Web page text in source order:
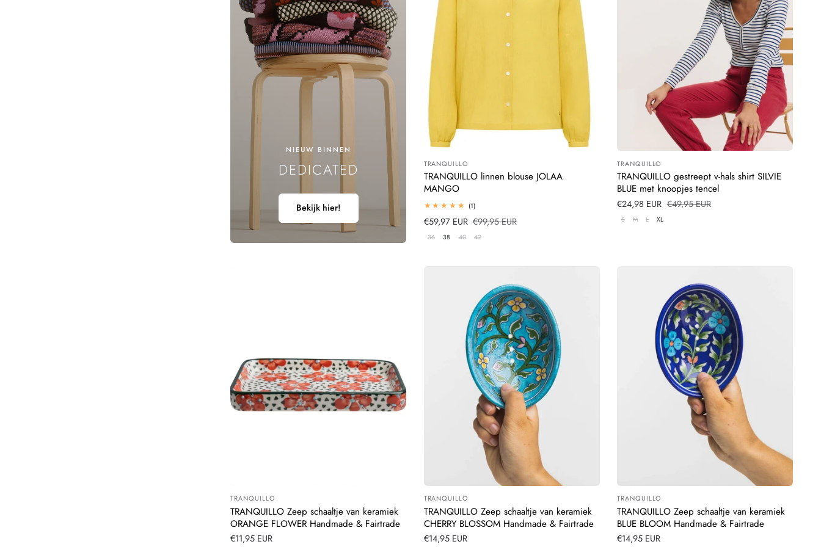
N
G
:
NIEUW BINNEN
DEDICATED
Bekijk hier!
Leverancier:
TRANQUILLO
TRANQUILLO linnen blouse JOLAA
MANGO
(1)1
beoordelingen
Verkoopprijs
€59,97 EUR Normale
prijs
€99,95 EUR
36 38 40 42
Leverancier:
TRANQUILLO
TRANQUILLO gestreept v-hals shirt SILVIE
BLUE met knoopjes tencel
Verkoopprijs
€24,98 EUR Normale
€49,95 EUR
S M L XL
Leverancier:
TRANQUILLO
TRANQUILLO Zeep schaaltje van keramiek
ORANGE FLOWER Handmade & Fairtrade
Normale
€11,95 EUR
Leverancier:
TRANQUILLO
TRANQUILLO Zeep schaaltje van keramiek
CHERRY BLOSSOM Handmade & Fairtrade
Normale
€14,95 EUR
Leverancier:
TRANQUILLO
TRANQUILLO Zeep schaaltje van keramiek
BLUE BLOOM Handmade & Fairtrade
Normale
€14,95 EUR